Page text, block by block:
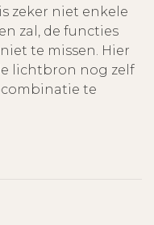
zeker niet enkele
zal, de functies
te missen. Hier
lichtbron nog zelf
te